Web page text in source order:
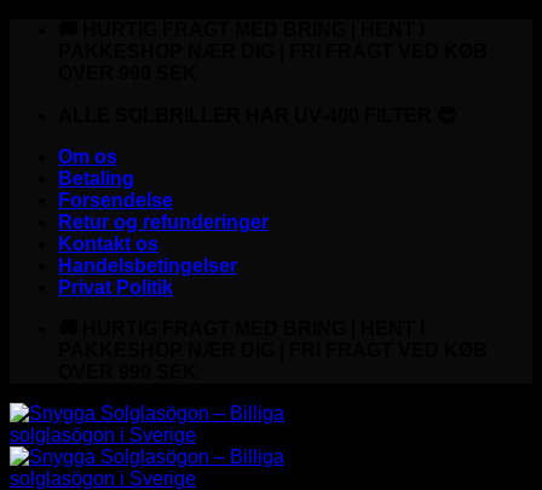
Om os
Betaling
Forsendelse
Retur og refunderinger
Kontakt os
Handelsbetingelser
Privat Politik